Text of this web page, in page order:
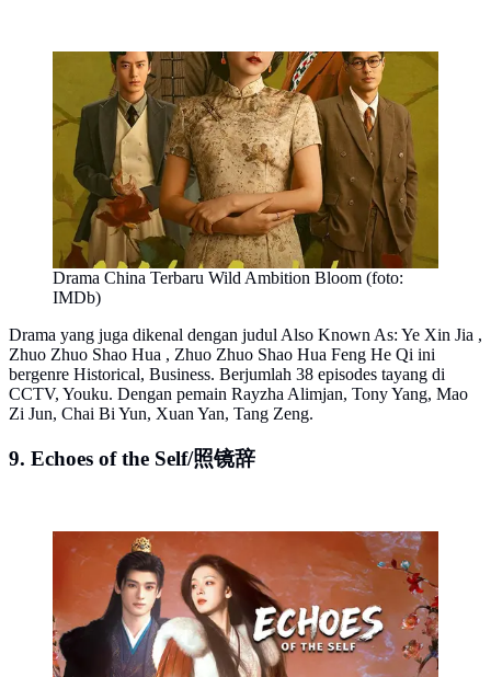
Drama China Terbaru Wild Ambition Bloom (foto:
IMDb)
Drama yang juga dikenal dengan judul Also Known As: Ye Xin Jia ,
Zhuo Zhuo Shao Hua , Zhuo Zhuo Shao Hua Feng He Qi ini
bergenre Historical, Business. Berjumlah 38 episodes tayang di
CCTV, Youku. Dengan pemain Rayzha Alimjan, Tony Yang, Mao
Zi Jun, Chai Bi Yun, Xuan Yan, Tang Zeng.
9. Echoes of the Self/照镜辞